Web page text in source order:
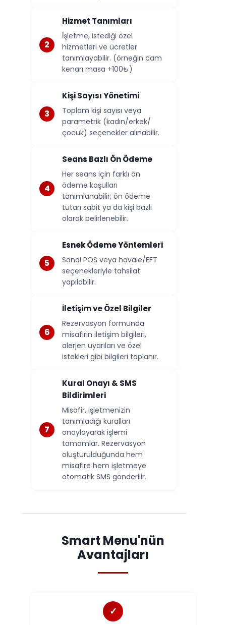
Hizmet Tanımları
İşletme, istediği özel
hizmetleri ve ücretler
tanımlayabilir. (örneğin cam
kenarı masa +100₺)
Kişi Sayısı Yönetimi
Toplam kişi sayısı veya
parametrik (kadın/erkek/
çocuk) seçenekler alınabilir.
Seans Bazlı Ön Ödeme
Her seans için farklı ön
ödeme koşulları
tanımlanabilir; ön ödeme
tutarı sabit ya da kişi bazlı
olarak belirlenebilir.
Esnek Ödeme Yöntemleri
Sanal POS veya havale/EFT
seçenekleriyle tahsilat
yapılabilir.
İletişim ve Özel Bilgiler
Rezervasyon formunda
misafirin iletişim bilgileri,
alerjen uyarıları ve özel
istekleri gibi bilgileri toplanır.
Kural Onayı & SMS
Bildirimleri
Misafir, işletmenizin
tanımladığı kuralları
onaylayarak işlemi
tamamlar. Rezervasyon
oluşturulduğunda hem
misafire hem işletmeye
otomatik SMS gönderilir.
Smart Menu'nün
Avantajları